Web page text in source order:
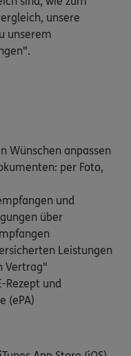
unsere
unserem
Wünschen anpassen
per Foto,
und
über
Leistungen
Vertrag"
Rezept und
(ePA)